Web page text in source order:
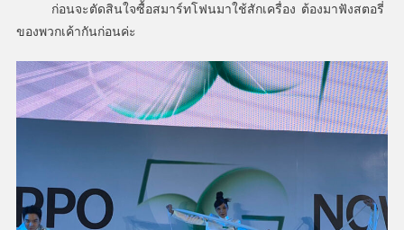
ก่อนจะตัดสินใจซื้อสมาร์ทโฟนมาใช้สักเครื่อง ต้องมาฟังสตอรี่
ของพวกเค้ากันก่อนค่ะ